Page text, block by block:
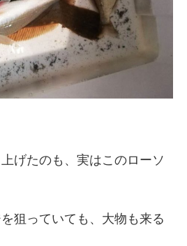
げたのも、実はこのローソ
狙っていても、大物も来る